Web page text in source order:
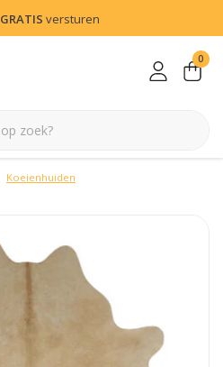
GRATIS versturen
0
Koeienhuiden